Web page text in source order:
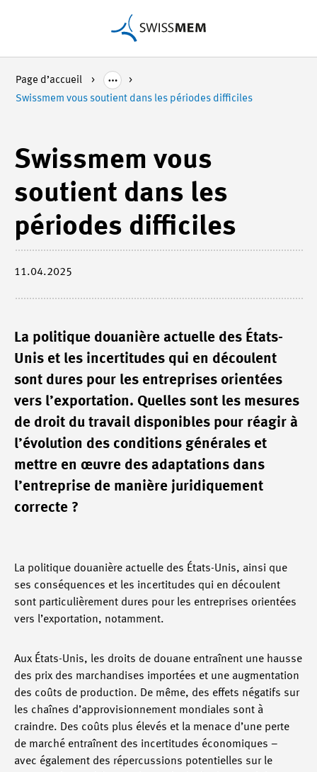
Page d’accueil
Swissmem vous soutient dans les périodes difficiles
Swissmem vous
soutient dans les
périodes difficiles
11.04.2025
La politique douanière actuelle des États-
Unis et les incertitudes qui en découlent
sont dures pour les entreprises orientées
vers l’exportation. Quelles sont les mesures
de droit du travail disponibles pour réagir à
l’évolution des conditions générales et
mettre en œuvre des adaptations dans
l’entreprise de manière juridiquement
correcte ?
La politique douanière actuelle des États-Unis, ainsi que
ses conséquences et les incertitudes qui en découlent
sont particulièrement dures pour les entreprises orientées
vers l’exportation, notamment.
Aux États-Unis, les droits de douane entraînent une hausse
des prix des marchandises importées et une augmentation
des coûts de production. De même, des effets négatifs sur
les chaînes d’approvisionnement mondiales sont à
craindre. Des coûts plus élevés et la menace d’une perte
de marché entraînent des incertitudes économiques –
avec également des répercussions potentielles sur le